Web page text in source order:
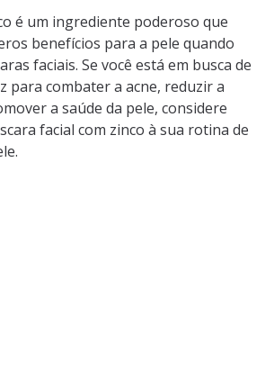
é um ingrediente poderoso que
benefícios para a pele quando
faciais. Se você está em busca de
para combater a acne, reduzir a
a saúde da pele, considere
facial com zinco à sua rotina de